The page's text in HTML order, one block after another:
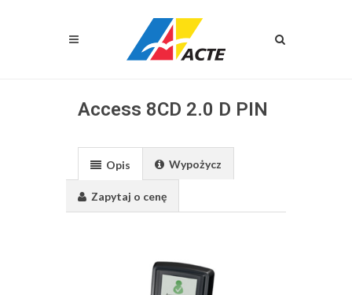
Access 8CD 2.0 D PIN
Opis Wypożycz
Zapytaj o cenę